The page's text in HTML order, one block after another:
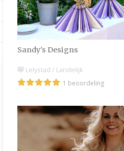
Sandy's Designs
Lelystad / Landelijk
1 beoordeling